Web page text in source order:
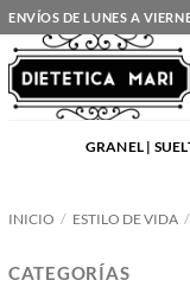
ENVÍOS DE LUNES A
GRANEL |
INICIO / ESTILO DE VIDA /
CATEGORÍAS